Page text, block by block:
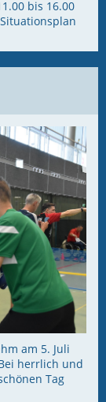
bis 16.00
am 5. Juli
herrlich und
Tag